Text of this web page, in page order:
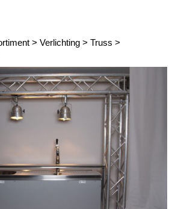
>Verlichting >Truss >